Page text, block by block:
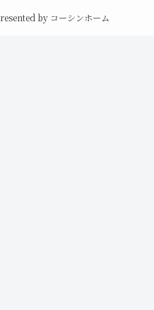
by コーシンホーム